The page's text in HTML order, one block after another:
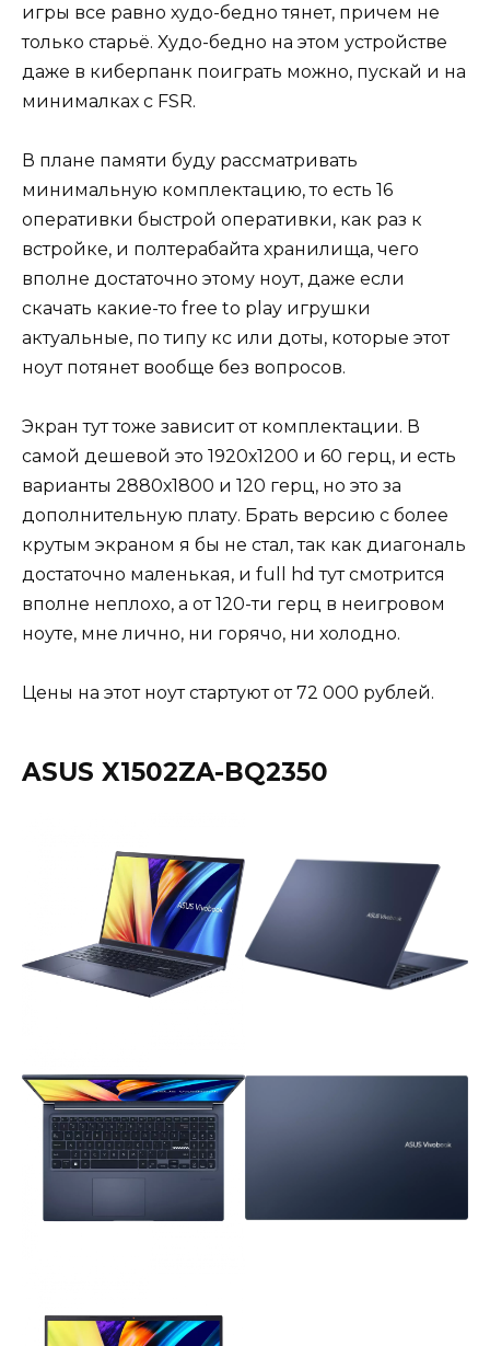
игры все равно худо-бедно тянет, причем не
только старьё. Худо-бедно на этом устройстве
даже в киберпанк поиграть можно, пускай и на
минималках с FSR.
В плане памяти буду рассматривать
минимальную комплектацию, то есть 16
оперативки быстрой оперативки, как раз к
встройке, и полтерабайта хранилища, чего
вполне достаточно этому ноут, даже если
скачать какие-то free to play игрушки
актуальные, по типу кс или доты, которые этот
ноут потянет вообще без вопросов.
Экран тут тоже зависит от комплектации. В
самой дешевой это 1920х1200 и 60 герц, и есть
варианты 2880х1800 и 120 герц, но это за
дополнительную плату. Брать версию с более
крутым экраном я бы не стал, так как диагональ
достаточно маленькая, и full hd тут смотрится
вполне неплохо, а от 120-ти герц в неигровом
ноуте, мне лично, ни горячо, ни холодно.
Цены на этот ноут стартуют от 72 000 рублей.
ASUS X1502ZA-BQ2350